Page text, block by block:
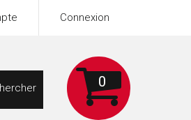
Connexion
0